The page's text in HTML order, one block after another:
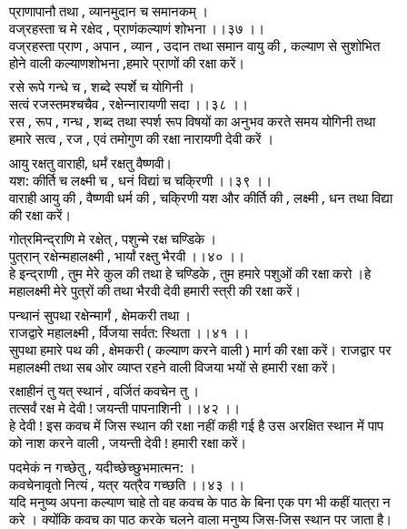
प्राणापानौ तथा , व्यानमुदान च समानकम् ।
वज्रहस्ता च मे रक्षेद , प्राणंकल्याणं शोभना ।।३७ ।।
वज्रहस्ता प्राण , अपान , व्यान , उदान तथा समान वायु की , कल्याण से सुशोभित
होने वाली कल्याणशोभना ,हमारे प्राणों की रक्षा करें।
रसे रूपे गन्धे च , शब्दे स्पर्शे च योगिनी ।
सत्वं रजस्तमश्चचैव , रक्षेन्नारायणी सदा ।।३८ ।।
रस , रूप , गन्ध , शब्द तथा स्पर्श रूप विषयों का अनुभव करते समय योगिनी तथा
हमारे सत्व , रज , एवं तमोगुण की रक्षा नारायणी देवी करें ।
आयु रक्षतु वाराही, धर्मं रक्षतु वैष्णवी।
यश: कीर्ति च लक्ष्मी च , धनं विद्यां च चक्रिणी ।।३९ ।।
वाराही आयु की , वैष्णवी धर्म की , चक्रिणी यश और कीर्ति की , लक्ष्मी , धन तथा विद्या
की रक्षा करें।
गोत्रमिन्द्राणि मे रक्षेत् , पशुन्मे रक्ष चण्डिके ।
पुत्रान् रक्षेन्महालक्ष्मी , भार्यां रक्ष्तु भैरवी ।।४० ।।
हे इन्द्राणी , तुम मेरे कुल की तथा हे चण्डिके , तुम हमारे पशुओं की रक्षा करो ।हे
महालक्ष्मी मेरे पुत्रों की तथा भैरवी देवी हमारी स्त्री की रक्षा करें।
पन्थानं सुपथा रक्षेन्मार्गं , क्षेमकरी तथा ।
राजद्वारे महालक्ष्मी , र्विजया सर्वत: स्थिता ।।४१ ।।
सुपथा हमारे पथ की , क्षेमकरी ( कल्याण करने वाली ) मार्ग की रक्षा करें। राजद्वार पर
महालक्ष्मी तथा सब ओर व्याप्त रहने वाली विजया भयों से हमारी रक्षा करें।
रक्षाहीनं तु यत् स्थानं , वर्जितं कवचेन तु ।
तत्सर्वं रक्ष मे देवी ! जयन्ती पापनाशिनी ।।४२ ।।
हे देवी ! इस कवच में जिस स्थान की रक्षा नहीं कही गई है उस अरक्षित स्थान में पाप
को नाश करने वाली , जयन्ती देवी ! हमारी रक्षा करें।
पदमेकं न गच्छेतु , यदीच्छेच्छुभमात्मन: ।
कवचेनावृतो नित्यं , यत्र यत्रैव गच्छति ।।४३ ।।
यदि मनुष्य अपना कल्याण चाहे तो वह कवच के पाठ के बिना एक पग भी कहीं यात्रा न
करे । क्योंकि कवच का पाठ करके चलने वाला मनुष्य जिस-जिस स्थान पर जाता है।